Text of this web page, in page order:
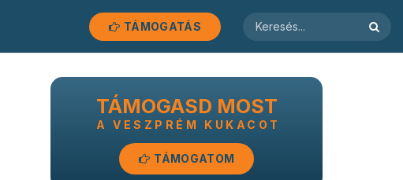
TÁMOGATÁS
TÁMOGASD MOST
A VESZPRÉM KUKACOT
TÁMOGATOM